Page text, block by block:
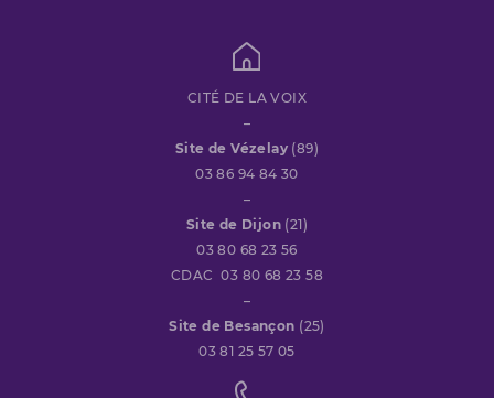
CITÉ DE LA VOIX
–
Site de Vézelay (89)
03 86 94 84 30
–
Site de Dijon (21)
03 80 68 23 56
CDAC 03 80 68 23 58
–
Site de Besançon (25)
03 81 25 57 05